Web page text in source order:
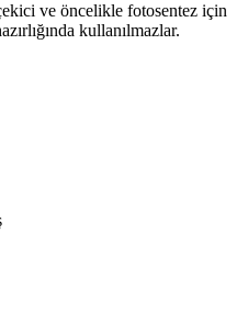
ve öncelikle fotosentez için
kullanılmazlar.